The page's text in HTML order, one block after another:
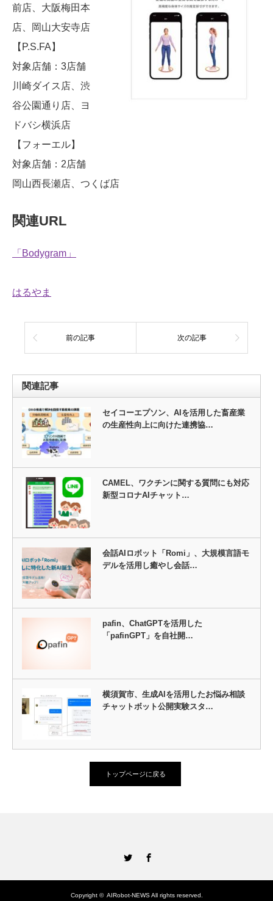
前店、大阪梅田本
店、岡山大安寺店
【P.S.FA】
対象店舗：3店舗
川崎ダイス店、渋
谷公園通り店、ヨ
ドバシ横浜店
【フォーエル】
対象店舗：2店舗
岡山西長瀬店、つくば店
関連URL
「Bodygram」
はるやま
前の記事 次の記事
関連記事
セイコーエプソン、AIを活用した畜産業
の生産性向上に向けた連携協…
CAMEL、ワクチンに関する質問にも対応
新型コロナAIチャット…
会話AIロボット「Romi」、大規模言語モ
デルを活用し癒やし会話…
pafin、ChatGPTを活用した
「pafinGPT」を自社開…
横須賀市、生成AIを活用したお悩み相談
チャットボット公開実験スタ…
トップページに戻る
Copyright © AIRobot-NEWSAll rights reserved.